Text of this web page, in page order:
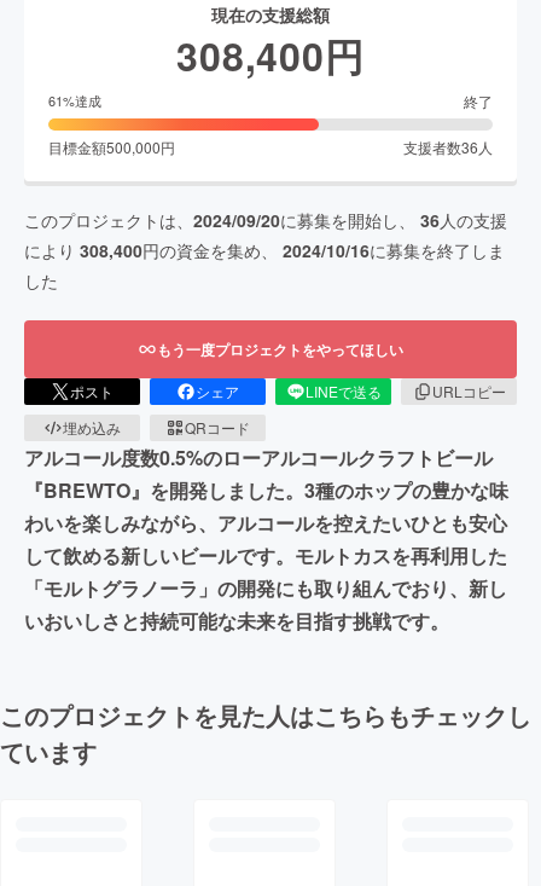
現在の支援総額
308,400円
61%達成 終了
目標金額500,000円 支援者数36 人
このプロジェクトは、 2024/09/20に募集を開始し、 36人の支援
により 308,400円の資金を集め、 2024/10/16に募集を終了しま
した
もう一度プロジェクトをやってほしい
ポスト シェア LINEで送る
URLコピー
埋め込み
QRコード
アルコール度数0.5%のローアルコールクラフトビール
『BREWTO』を開発しました。3種のホップの豊かな味
わいを楽しみながら、アルコールを控えたいひとも安心
して飲める新しいビールです。モルトカスを再利用した
「モルトグラノーラ」の開発にも取り組んでおり、新し
いおいしさと持続可能な未来を目指す挑戦です。
このプロジェクトを見た人はこちらもチェックし
ています